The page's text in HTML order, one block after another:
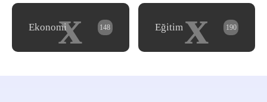
x
Ekonomi 148 x
Eğitim 190